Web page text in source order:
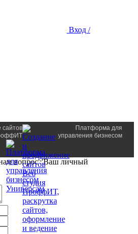
Вход /
Платформа для
управления бизнесом
вопрос':'Ваш личный